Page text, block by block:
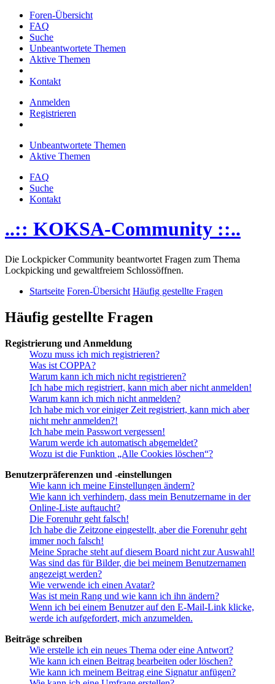
Foren-Übersicht
FAQ
Suche
Unbeantwortete Themen
Aktive Themen
Kontakt
Anmelden
Registrieren
Unbeantwortete Themen
Aktive Themen
FAQ
Suche
Kontakt
..:: KOKSA-Community ::..
Die Lockpicker Community beantwortet Fragen zum Thema
Lockpicking und gewaltfreiem Schlossöffnen.
Startseite Foren-Übersicht Häufig gestellte Fragen
Häufig gestellte Fragen
Registrierung und Anmeldung
Wozu muss ich mich registrieren?
Was ist COPPA?
Warum kann ich mich nicht registrieren?
Ich habe mich registriert, kann mich aber nicht anmelden!
Warum kann ich mich nicht anmelden?
Ich habe mich vor einiger Zeit registriert, kann mich aber
nicht mehr anmelden?!
Ich habe mein Passwort vergessen!
Warum werde ich automatisch abgemeldet?
Wozu ist die Funktion „Alle Cookies löschen“?
Benutzerpräferenzen und -einstellungen
Wie kann ich meine Einstellungen ändern?
Wie kann ich verhindern, dass mein Benutzername in der
Online-Liste auftaucht?
Die Forenuhr geht falsch!
Ich habe die Zeitzone eingestellt, aber die Forenuhr geht
immer noch falsch!
Meine Sprache steht auf diesem Board nicht zur Auswahl!
Was sind das für Bilder, die bei meinem Benutzernamen
angezeigt werden?
Wie verwende ich einen Avatar?
Was ist mein Rang und wie kann ich ihn ändern?
Wenn ich bei einem Benutzer auf den E-Mail-Link klicke,
werde ich aufgefordert, mich anzumelden.
Beiträge schreiben
Wie erstelle ich ein neues Thema oder eine Antwort?
Wie kann ich einen Beitrag bearbeiten oder löschen?
Wie kann ich meinem Beitrag eine Signatur anfügen?